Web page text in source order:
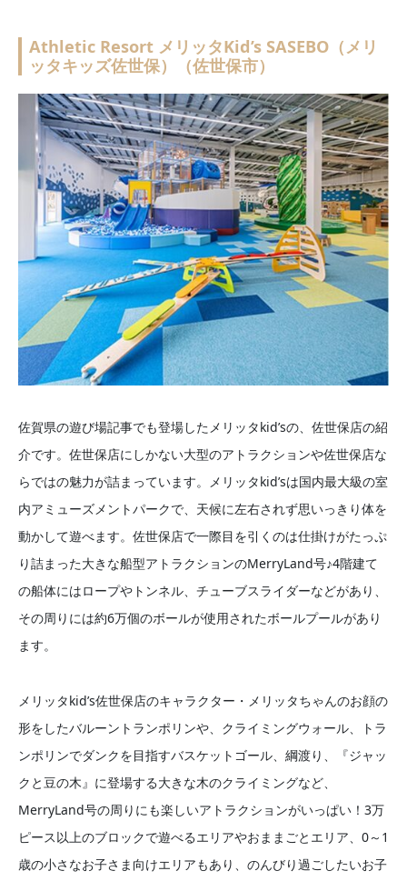
Athletic Resort メリッタKid’s SASEBO（メリ
ッタキッズ佐世保）（佐世保市）
佐賀県の遊び場記事でも登場したメリッタkid’sの、佐世保店の紹
介です。佐世保店にしかない大型のアトラクションや佐世保店な
らではの魅力が詰まっています。メリッタkid’sは国内最大級の室
内アミューズメントパークで、天候に左右されず思いっきり体を
動かして遊べます。佐世保店で一際目を引くのは仕掛けがたっぷ
り詰まった大きな船型アトラクションのMerryLand号♪4階建て
の船体にはロープやトンネル、チューブスライダーなどがあり、
その周りには約6万個のボールが使用されたボールプールがあり
ます。
メリッタkid’s佐世保店のキャラクター・メリッタちゃんのお顔の
形をしたバルーントランポリンや、クライミングウォール、トラ
ンポリンでダンクを目指すバスケットゴール、綱渡り、『ジャッ
クと豆の木』に登場する大きな木のクライミングなど、
MerryLand号の周りにも楽しいアトラクションがいっぱい！3万
ピース以上のブロックで遊べるエリアやおままごとエリア、0～1
歳の小さなお子さま向けエリアもあり、のんびり過ごしたいお子